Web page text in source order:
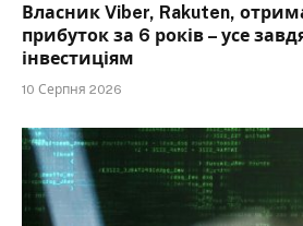
Власник Viber, Rakuten,
прибуток за 6 років – усе
інвестиціям
10 Серпня 2026